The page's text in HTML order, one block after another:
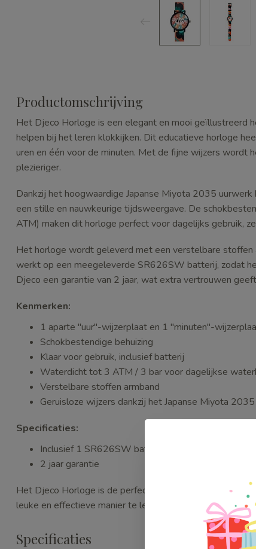
Productomschrijving
Het Djeco Horloge is een elegant en mooi geïllustreerd
helpen bij het leren klokkijken. Dit educatieve horloge
uren en één voor de minuten. Met de fijne wijzers wordt
plezieriger.
Dankzij het hoogwaardige Japanse Miyota 2035
een stille en nauwkeurige tijdsweergave. De
ATM) maken dit horloge perfect voor dagelijks gebruik,
Het horloge wordt geleverd met een verstelbare stoffen
werkt op een meegeleverde SR626SW batterij, zodat
Djeco een garantie van 2 jaar, wat extra vertrouwen
Kenmerken:
1 aparte "uur"-wijzerplaat en 1 "minuten"-
Schokbestendige behuizing
Klaar voor gebruik, inclusief batterij
Waterdicht tot 3 ATM / 3 bar voor dagelijkse
Verstelbare stoffen armband
Geruisloze wijzers dankzij het Japanse Miyota
Specificaties:
Inclusief 1 SR626SW batterij
2 jaar garantie
Het Djeco Horloge is de perfecte combinatie van
leuke en effectieve manier te leren klokkijken.
Specificaties